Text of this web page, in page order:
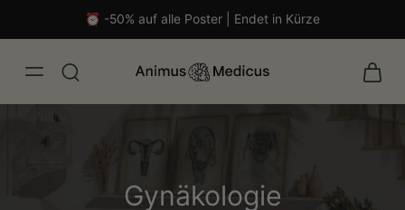
⏰ -50% auf alle Poster | Endet in Kürze
Gynäkologie